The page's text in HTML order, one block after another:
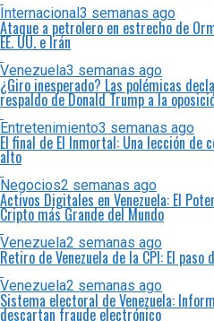
Internacional3 semanas ago
Ataque a petrolero en estrecho de
EE. UU. e Irán
Venezuela3 semanas ago
¿Giro inesperado? Las polémicas
respaldo de Donald Trump a la
Entretenimiento3 semanas ago
El final de El Inmortal: Una lección
alto
Negocios2 semanas ago
Activos Digitales en Venezuela: El
Cripto más Grande del Mundo
Venezuela2 semanas ago
Retiro de Venezuela de la CPI: El paso
Venezuela2 semanas ago
Sistema electoral de Venezuela:
descartan fraude electrónico